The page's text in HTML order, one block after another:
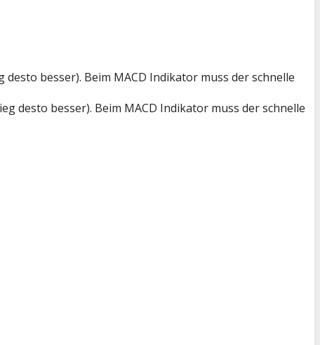
besser). Beim MACD Indikator muss der schnelle
desto besser). Beim MACD Indikator muss der schnelle